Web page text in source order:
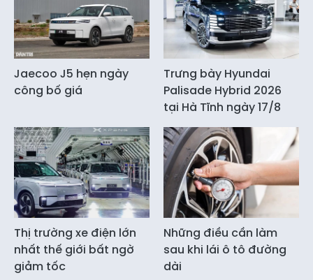
Jaecoo J5 hẹn ngày
công bố giá
Trưng bày Hyundai
Palisade Hybrid 2026
tại Hà Tĩnh ngày 17/8
Thị trường xe điện lớn
nhất thế giới bất ngờ
giảm tốc
Những điều cần làm
sau khi lái ô tô đường
dài